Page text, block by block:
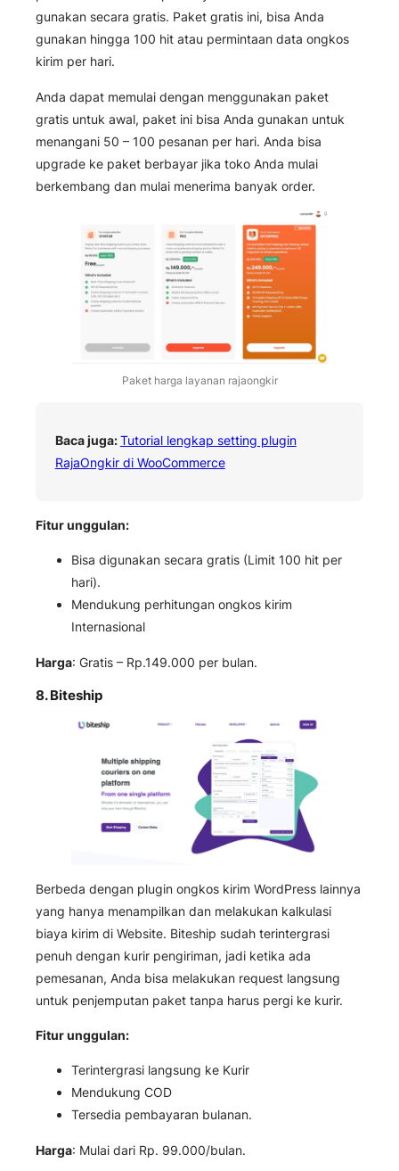
gunakan secara gratis. Paket gratis ini, bisa Anda
gunakan hingga 100 hit atau permintaan data ongkos
kirim per hari.
Anda dapat memulai dengan menggunakan paket
gratis untuk awal, paket ini bisa Anda gunakan untuk
menangani 50 – 100 pesanan per hari. Anda bisa
upgrade ke paket berbayar jika toko Anda mulai
berkembang dan mulai menerima banyak order.
Paket harga layanan rajaongkir
Baca juga:Tutorial lengkap setting plugin
RajaOngkir di WooCommerce
Fitur unggulan:
Bisa digunakan secara gratis (Limit 100 hit per
hari).
Mendukung perhitungan ongkos kirim
Internasional
Harga: Gratis – Rp.149.000 per bulan.
8. Biteship
Berbeda dengan plugin ongkos kirim WordPress lainnya
yang hanya menampilkan dan melakukan kalkulasi
biaya kirim di Website. Biteship sudah terintergrasi
penuh dengan kurir pengiriman, jadi ketika ada
pemesanan, Anda bisa melakukan request langsung
untuk penjemputan paket tanpa harus pergi ke kurir.
Fitur unggulan:
Terintergrasi langsung ke Kurir
Mendukung COD
Tersedia pembayaran bulanan.
Harga: Mulai dari Rp. 99.000/bulan.